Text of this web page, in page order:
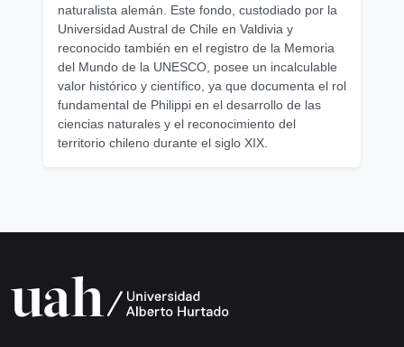
naturalista alemán. Este fondo, custodiado por la
Universidad Austral de Chile en Valdivia y
reconocido también en el registro de la Memoria
del Mundo de la UNESCO, posee un incalculable
valor histórico y científico, ya que documenta el rol
fundamental de Philippi en el desarrollo de las
ciencias naturales y el reconocimiento del
territorio chileno durante el siglo XIX.